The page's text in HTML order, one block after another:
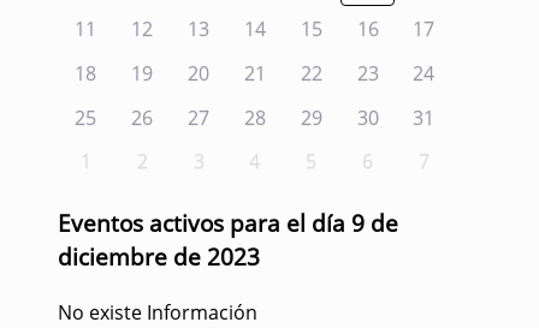
11
12 13 14 15 16
17
18
19 20 21 22 23
24
25
26 27 28 29 30
31
1
2 3 4 5 6 7
Eventos activos para el día 9 de
diciembre de 2023
No existe Información